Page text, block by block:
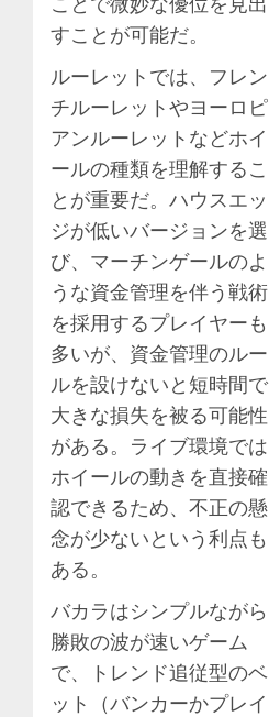
すことが可能だ。
ルーレットでは、フレン
チルーレットやヨーロピ
アンルーレットなどホイ
ールの種類を理解するこ
とが重要だ。ハウスエッ
ジが低いバージョンを選
び、マーチンゲールのよ
うな資金管理を伴う戦術
を採用するプレイヤーも
多いが、資金管理のルー
ルを設けないと短時間で
大きな損失を被る可能性
がある。ライブ環境では
ホイールの動きを直接確
認できるため、不正の懸
念が少ないという利点も
ある。
バカラはシンプルながら
勝敗の波が速いゲーム
で、トレンド追従型のベ
ット（バンカーかプレイ